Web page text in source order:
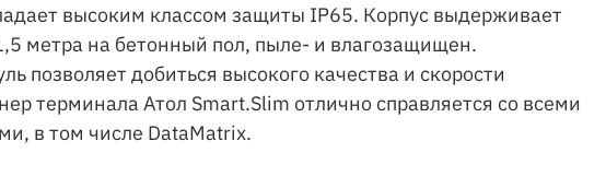
высоким классом защиты IP65. Корпус выдерживает
метра на бетонный пол, пыле- и влагозащищен.
позволяет добиться высокого качества и скорости
терминала Атол Smart.Slim отлично справляется со всеми
в том числе DataMatrix.